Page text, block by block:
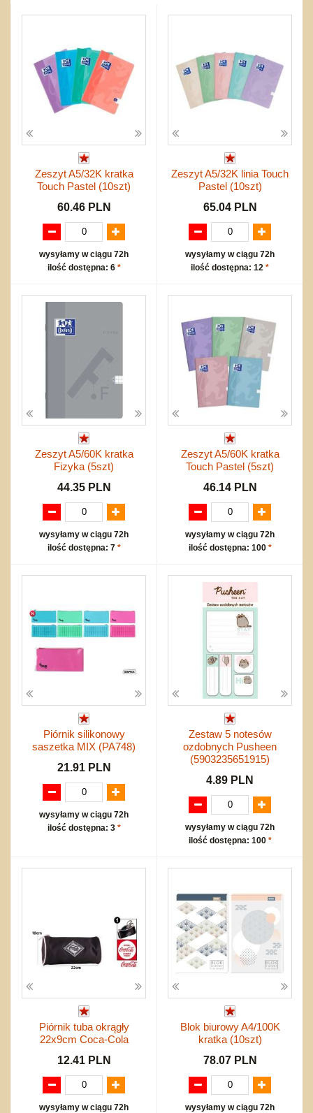
Dźwiekowe
Bajkowe
Inne
Maty do zabawy
Do rozkręcania
Bąki
Pojazdy
Inne
Wyprzedaż
Promocje
Zakupy hurtowe
Koszty przesyłki
Regulamin
Kontakt
Mapa produktów
Zeszyt A5/32K kratka
Touch Pastel (10szt)
60.46 PLN
wysyłamy w ciągu 72h
ilość dostępna: 6 *
Zeszyt A5/32K linia Touch
Pastel (10szt)
65.04 PLN
wysyłamy w ciągu 72h
ilość dostępna: 12 *
Zeszyt A5/60K kratka
Fizyka (5szt)
44.35 PLN
wysyłamy w ciągu 72h
ilość dostępna: 7 *
Zeszyt A5/60K kratka
Touch Pastel (5szt)
46.14 PLN
wysyłamy w ciągu 72h
ilość dostępna: 100 *
Piórnik silikonowy
saszetka MIX (PA748)
21.91 PLN
wysyłamy w ciągu 72h
ilość dostępna: 3 *
Zestaw 5 notesów
ozdobnych Pusheen
(5903235651915)
4.89 PLN
wysyłamy w ciągu 72h
ilość dostępna: 100 *
Piórnik tuba okrągły
22x9cm Coca-Cola
12.41 PLN
wysyłamy w ciągu 72h
Blok biurowy A4/100K
kratka (10szt)
78.07 PLN
wysyłamy w ciągu 72h